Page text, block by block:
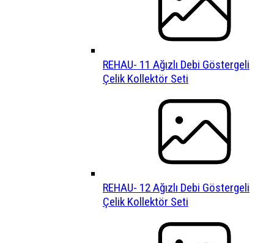
REHAU- 11 Ağızlı Debi Göstergeli
Çelik Kollektör Seti
REHAU- 12 Ağızlı Debi Göstergeli
Çelik Kollektör Seti